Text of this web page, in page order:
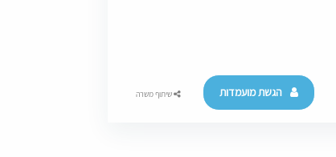
הגשת מועמדות שיתוף משרה